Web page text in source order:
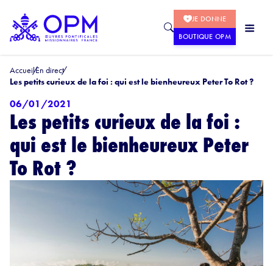
JE DONNE
BOUTIQUE OPM
AccueilEn direct
Les petits curieux de la foi : qui est le bienheureux Peter To Rot ?
06/01/2021
Les petits curieux de la foi :
qui est le bienheureux Peter
To Rot ?